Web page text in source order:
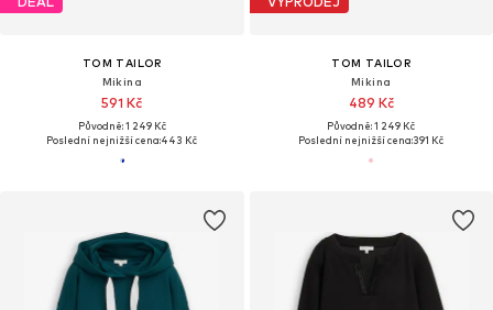
TOM TAILOR
Mikina
591 Kč
Původně: 1 249 Kč
Poslední nejnižší cena:443 Kč
TOM TAILOR
Mikina
489 Kč
Původně: 1 249 Kč
Poslední nejnižší cena:391 Kč